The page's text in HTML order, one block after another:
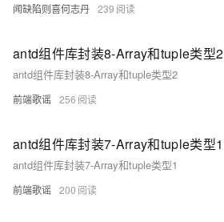
闻缺陷则喜何志丹 239
antd组件库封装8-Array和tuple类型2
antd组件库封装8-Array和tuple类型2
前端歌谣 256
antd组件库封装7-Array和tuple类型1
antd组件库封装7-Array和tuple类型1
前端歌谣 200